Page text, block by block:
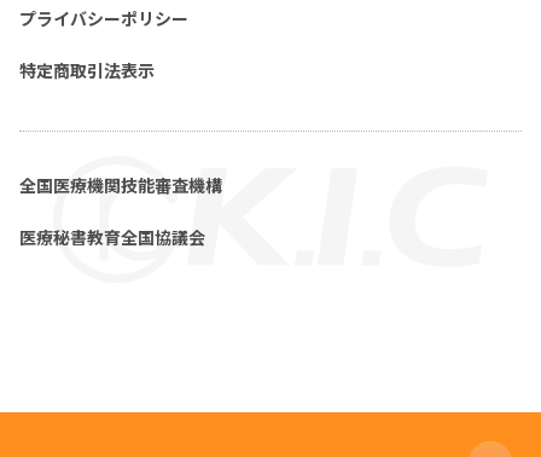
プライバシーポリシー
特定商取引法表示
全国医療機関技能審査機構
医療秘書教育全国協議会